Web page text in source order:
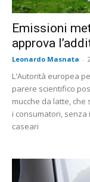
Emissioni
approva
Leonardo Masnata -
L'Autorità europea
parere scientifico
mucche da latte,
i consumatori,
caseari